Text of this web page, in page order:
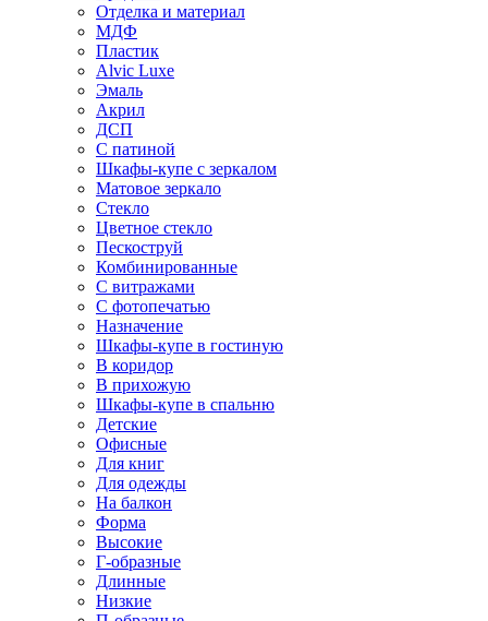
Отделка и материал
МДФ
Пластик
Alvic Luxe
Эмаль
Акрил
ДСП
С патиной
Шкафы-купе с зеркалом
Матовое зеркало
Стекло
Цветное стекло
Пескоструй
Комбинированные
С витражами
С фотопечатью
Назначение
Шкафы-купе в гостиную
В коридор
В прихожую
Шкафы-купе в спальню
Детские
Офисные
Для книг
Для одежды
На балкон
Форма
Высокие
Г-образные
Длинные
Низкие